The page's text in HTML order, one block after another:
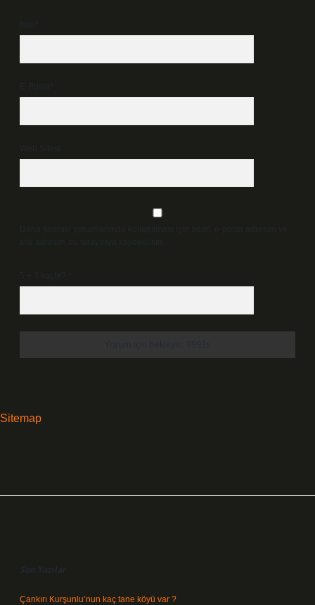
İsim*
E-Posta*
Web Sitesi
Daha sonraki yorumlarımda kullanılması için adım, e-posta adresim ve
site adresim bu tarayıcıya kaydedilsin.
5 + 3 kaçtır?
Sitemap
Son Yazılar
Çankırı Kurşunlu’nun kaç tane köyü var ?